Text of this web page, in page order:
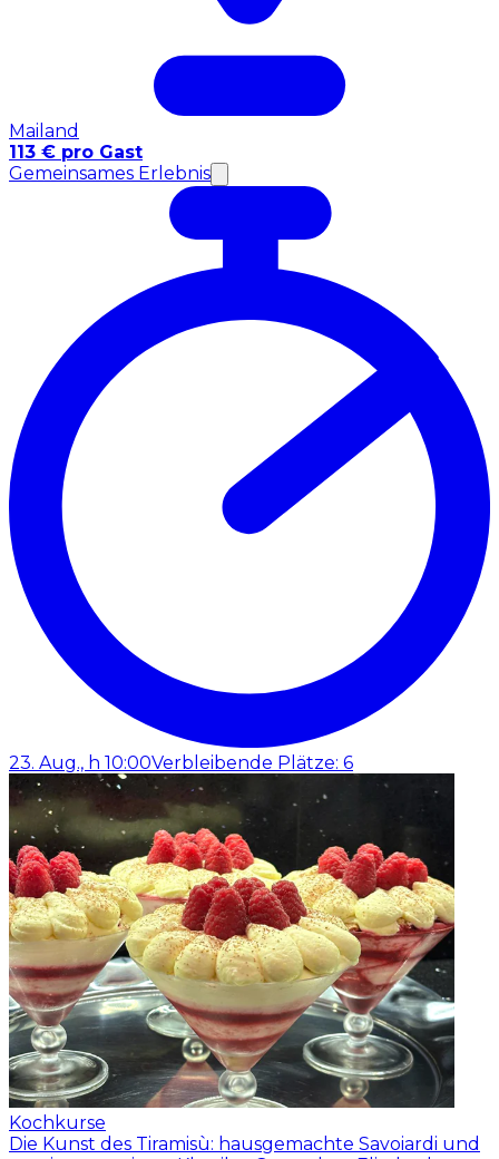
Mailand
113 € pro Gast
Gemeinsames Erlebnis
23. Aug., h 10:00Verbleibende Plätze: 6
Kochkurse
Die Kunst des Tiramisù: hausgemachte Savoiardi und